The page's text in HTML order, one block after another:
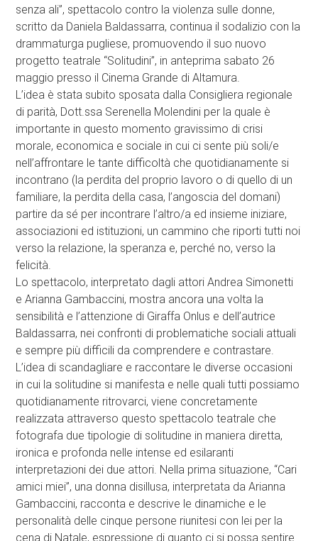
senza ali”, spettacolo contro la violenza sulle donne,
scritto da Daniela Baldassarra, continua il sodalizio con la
drammaturga pugliese, promuovendo il suo nuovo
progetto teatrale “Solitudini”, in anteprima sabato 26
maggio presso il Cinema Grande di Altamura.
L’idea è stata subito sposata dalla Consigliera regionale
di parità, Dott.ssa Serenella Molendini per la quale è
importante in questo momento gravissimo di crisi
morale, economica e sociale in cui ci sente più soli/e
nell’affrontare le tante difficoltà che quotidianamente si
incontrano (la perdita del proprio lavoro o di quello di un
familiare, la perdita della casa, l’angoscia del domani)
partire da sé per incontrare l’altro/a ed insieme iniziare,
associazioni ed istituzioni, un cammino che riporti tutti noi
verso la relazione, la speranza e, perché no, verso la
felicità.
Lo spettacolo, interpretato dagli attori Andrea Simonetti
e Arianna Gambaccini, mostra ancora una volta la
sensibilità e l’attenzione di Giraffa Onlus e dell’autrice
Baldassarra, nei confronti di problematiche sociali attuali
e sempre più difficili da comprendere e contrastare.
L’idea di scandagliare e raccontare le diverse occasioni
in cui la solitudine si manifesta e nelle quali tutti possiamo
quotidianamente ritrovarci, viene concretamente
realizzata attraverso questo spettacolo teatrale che
fotografa due tipologie di solitudine in maniera diretta,
ironica e profonda nelle intense ed esilaranti
interpretazioni dei due attori. Nella prima situazione, “Cari
amici miei”, una donna disillusa, interpretata da Arianna
Gambaccini, racconta e descrive le dinamiche e le
personalità delle cinque persone riunitesi con lei per la
cena di Natale, espressione di quanto ci si possa sentire